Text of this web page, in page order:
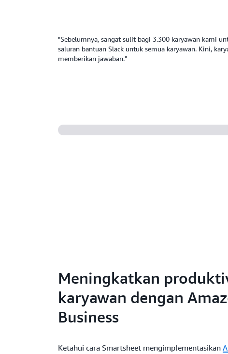
"Sebelumnya, sangat sulit bagi 3.300 karyawan kami
saluran bantuan Slack untuk semua karyawan. Kini,
memberikan jawaban."
Meningkatkan
karyawan dengan
Business
Ketahui cara Smartsheet mengimplementasikan